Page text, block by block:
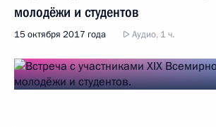
молодёжи и студентов
15 октября 2017 года Аудио, 1 ч.